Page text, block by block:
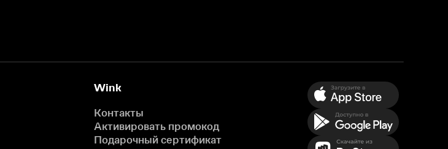
Wink
Контакты
Активировать промокод
Подарочный сертификат